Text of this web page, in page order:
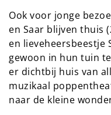
Ook voor jonge
en Saar blijven thuis
en lieveheersbeestje
gewoon in hun tuin
er dichtbij huis van
muzikaal
naar de kleine